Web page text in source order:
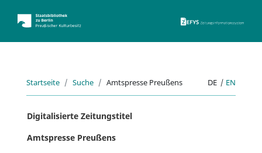
Startseite Suche Amtspresse Preußens DE | EN
Digitalisierte Zeitungstitel
Amtspresse Preußens